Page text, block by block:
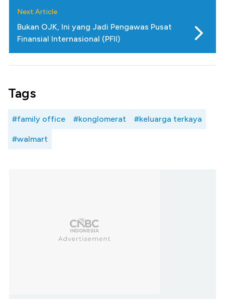
Next Article
Bukan OJK, Ini yang Jadi Pengawas Pusat
Finansial Internasional (PFII)
Tags
#family office #konglomerat #keluarga terkaya
#walmart